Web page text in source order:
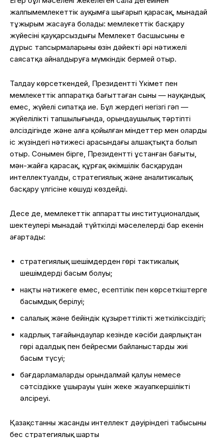
жалпымемлекеттік ауқымға шығарып қарасақ, мынадай
тұжырым жасауға болады: мемлекеттік басқару
жүйесінің қауқарсыздығы Мемлекет басшысының ең
дұрыс тапсырмаларының өзін дәйекті әрі нәтижелі
саясатқа айналдыруға мүмкіндік бермей отыр.
Талдау көрсеткендей, Президенттің Үкімет пен
мемлекеттік аппаратқа бағыттаған сыны — науқандық
емес, жүйелі сипатқа ие. Бұл жердегі негізгі гәп —
жүйеліліктің тапшылығында, орындаушылық тәртіптің
әлсіздігінде және алға қойылған міндеттер мен олардың
іс жүзіндегі нәтижесі арасындағы алшақтықта болып
отыр. Сонымен бірге, Президенттің ұстанған бағыты,
мән-жайға қарасақ, құрғақ әкімшілік басқарудан
интеллектуалды, стратегиялық және аналитикалық
басқару үлгісіне көшуді көздейді.
Десе де, мемлекеттік аппараттың институционалдық
шектеулері мынадай түйткілді мәселелердің бар екенін
аңғартады:
стратегиялық шешімдерден гөрі тактикалық
шешімдердің басым болуы;
нақты нәтижеге емес, есептілік пен көрсеткіштерге
басымдық берілуі;
салалық және бейіндік құзыреттіліктің жеткіліксіздігі;
кадрлық тағайындаулар кезінде кәсіби даярлықтан
гөрі адалдық пен бейресми байланыстардың жиі
басым түсуі;
бағдарламалардың орындалмай қалуы немесе
сәтсіздікке ұшырауы үшін жеке жауапкершіліктің
әлсіреуі.
Қазақстанның жасанды интеллект дәуіріндегі табысының
бес стратегиялық шарты